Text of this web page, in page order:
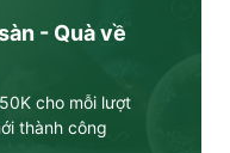
- Quà về
cho mỗi lượt
thành công